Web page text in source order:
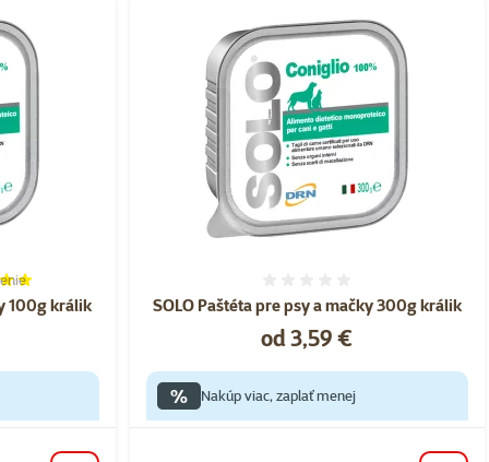
100g králik
100%, počet hodnotení: 1
SOLO Paštéta pre psy a mačky 300g králik
Cena
od 3,59 €
% Nakúp viac, zaplať menej